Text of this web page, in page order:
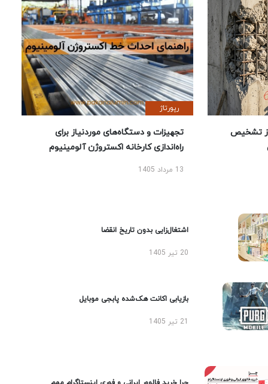
تشخیص
رپورتاژ
تجهیزات و دستگاه‌های موردنیاز برای
راه‌اندازی کارخانه اکستروژن آلومینیوم
13 مرداد 1405
اشتغال‌زایی بدون تاریخ انقضا
20 تیر 1405
بازیابی اکانت هک‌شده پابجی موبایل